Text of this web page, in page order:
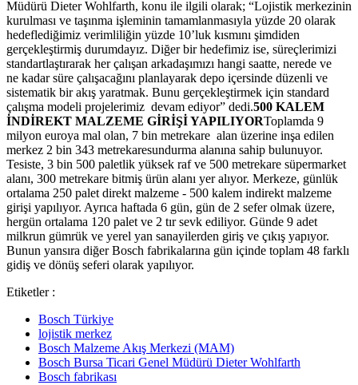
Müdürü Dieter Wohlfarth, konu ile ilgili olarak; “Lojistik merkezinin
kurulması ve taşınma işleminin tamamlanmasıyla yüzde 20 olarak
hedeflediğimiz verimliliğin yüzde 10’luk kısmını şimdiden
gerçekleştirmiş durumdayız. Diğer bir hedefimiz ise, süreçlerimizi
standartlaştırarak her çalışan arkadaşımızı hangi saatte, nerede ve
ne kadar süre çalışacağını planlayarak depo içersinde düzenli ve
sistematik bir akış yaratmak. Bunu gerçekleştirmek için standard
çalışma modeli projelerimiz devam ediyor” dedi.500 KALEM
İNDİREKT MALZEME GİRİŞİ YAPILIYORToplamda 9
milyon euroya mal olan, 7 bin metrekare alan üzerine inşa edilen
merkez 2 bin 343 metrekaresundurma alanına sahip bulunuyor.
Tesiste, 3 bin 500 paletlik yüksek raf ve 500 metrekare süpermarket
alanı, 300 metrekare bitmiş ürün alanı yer alıyor. Merkeze, günlük
ortalama 250 palet direkt malzeme - 500 kalem indirekt malzeme
girişi yapılıyor. Ayrıca haftada 6 gün, gün de 2 sefer olmak üzere,
hergün ortalama 120 palet ve 2 tır sevk ediliyor. Günde 9 adet
milkrun gümrük ve yerel yan sanayilerden giriş ve çıkış yapıyor.
Bunun yansıra diğer Bosch fabrikalarına gün içinde toplam 48 farklı
gidiş ve dönüş seferi olarak yapılıyor.
Etiketler :
Bosch Türkiye
lojistik merkez
Bosch Malzeme Akış Merkezi (MAM)
Bosch Bursa Ticari Genel Müdürü Dieter Wohlfarth
Bosch fabrikası